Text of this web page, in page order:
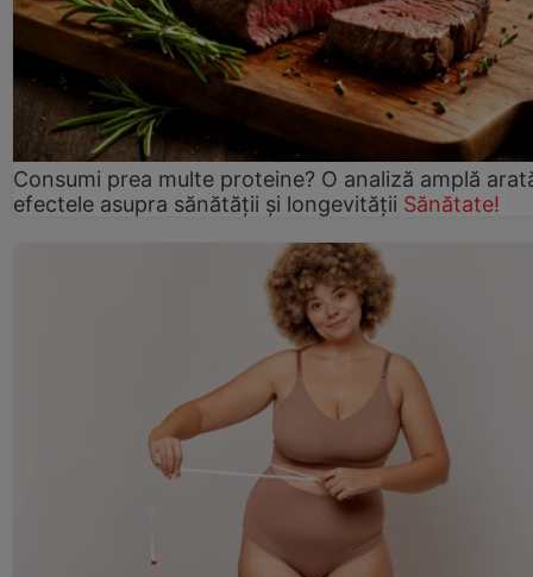
Consumi prea multe proteine? O analiză amplă
efectele asupra sănătății și longevității Sănătate!